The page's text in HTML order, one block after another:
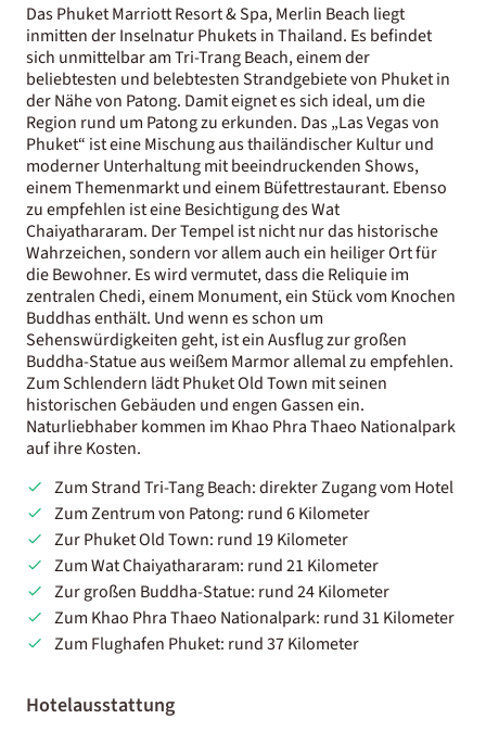
Das Phuket Marriott Resort & Spa, Merlin Beach liegt
inmitten der Inselnatur Phukets in Thailand. Es befindet
sich unmittelbar am Tri-Trang Beach, einem der
beliebtesten und belebtesten Strandgebiete von Phuket in
der Nähe von Patong. Damit eignet es sich ideal, um die
Region rund um Patong zu erkunden. Das „Las Vegas von
Phuket“ ist eine Mischung aus thailändischer Kultur und
moderner Unterhaltung mit beeindruckenden Shows,
einem Themenmarkt und einem Büfettrestaurant. Ebenso
zu empfehlen ist eine Besichtigung des Wat
Chaiyathararam. Der Tempel ist nicht nur das historische
Wahrzeichen, sondern vor allem auch ein heiliger Ort für
die Bewohner. Es wird vermutet, dass die Reliquie im
zentralen Chedi, einem Monument, ein Stück vom Knochen
Buddhas enthält. Und wenn es schon um
Sehenswürdigkeiten geht, ist ein Ausflug zur großen
Buddha-Statue aus weißem Marmor allemal zu empfehlen.
Zum Schlendern lädt Phuket Old Town mit seinen
historischen Gebäuden und engen Gassen ein.
Naturliebhaber kommen im Khao Phra Thaeo Nationalpark
auf ihre Kosten.
Zum Strand Tri-Tang Beach: direkter Zugang vom Hotel
Zum Zentrum von Patong: rund 6 Kilometer
Zur Phuket Old Town: rund 19 Kilometer
Zum Wat Chaiyathararam: rund 21 Kilometer
Zur großen Buddha-Statue: rund 24 Kilometer
Zum Khao Phra Thaeo Nationalpark: rund 31 Kilometer
Zum Flughafen Phuket: rund 37 Kilometer
Hotelausstattung